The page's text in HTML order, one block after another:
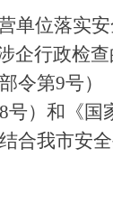
单位落实
企行政检
令第9号）
）和《国
合我市安